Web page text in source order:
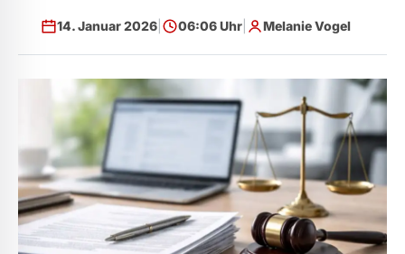
14. Januar 2026 06:06 Uhr Melanie Vogel